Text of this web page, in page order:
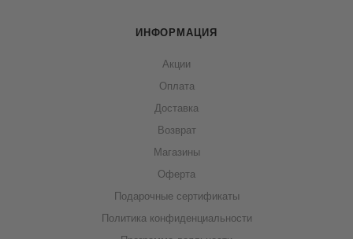
ИНФОРМАЦИЯ
Акции
Оплата
Доставка
Возврат
Магазины
Оферта
Подарочные сертификаты
Политика конфиденциальности